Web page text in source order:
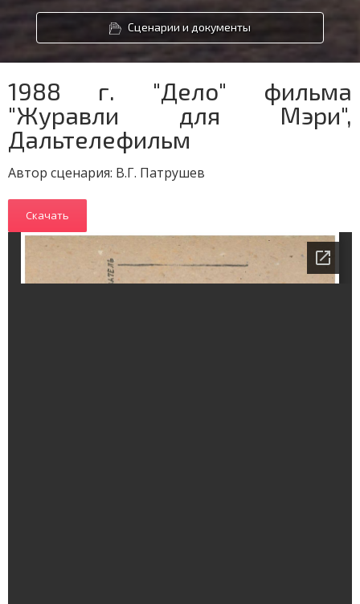
Сценарии и документы
1988 г. "Дело" фильма
"Журавли для Мэри",
Дальтелефильм
Автор сценария: В.Г. Патрушев
Скачать